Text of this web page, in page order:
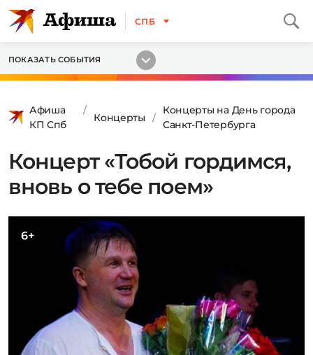
СПБ
ПОКАЗАТЬ СОБЫТИЯ
Афиша
КП Спб
Концерты
Концерты на День города
Санкт-Петербурга
Концерт «Тобой гордимся,
вновь о тебе поем»
6+